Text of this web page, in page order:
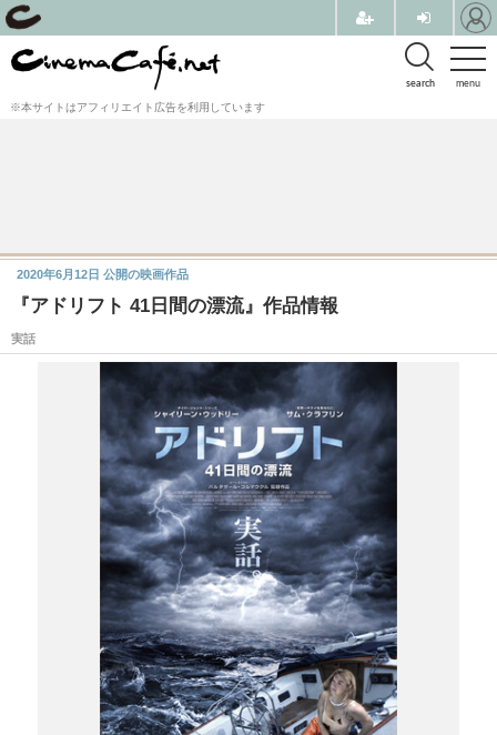
menu
search
※本サイトはアフィリエイト広告を利用しています
『アドリフト 41日間の漂流』作品情報
実話
2020年6月12日 公開の映画作品